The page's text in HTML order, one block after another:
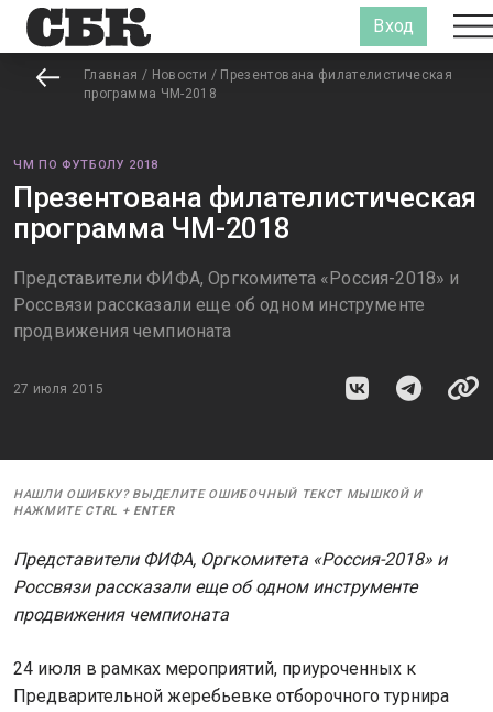
Вход
Главная / Новости / Презентована филателистическая
программа ЧМ-2018
ЧМ ПО ФУТБОЛУ 2018
Презентована филателистическая
программа ЧМ-2018
​Представители ФИФА, Оргкомитета «Россия-2018» и
Россвязи рассказали еще об одном инструменте
продвижения чемпионата
27 июля 2015
НАШЛИ ОШИБКУ? ВЫДЕЛИТЕ ОШИБОЧНЫЙ ТЕКСТ МЫШКОЙ И
НАЖМИТЕ CTRL + ENTER
Представители ФИФА, Оргкомитета «Россия-2018» и
Россвязи рассказали еще об одном инструменте
продвижения чемпионата
24 июля в рамках мероприятий, приуроченных к
Предварительной жеребьевке отборочного турнира